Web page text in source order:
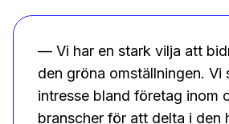
— Vi har en stark vilja att
den gröna omställningen. Vi
intresse bland företag inom
branscher för att delta i den